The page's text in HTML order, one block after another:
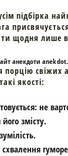
підбірка
щодня лише
анекдоти
свіжих
якості:
не
змісту.